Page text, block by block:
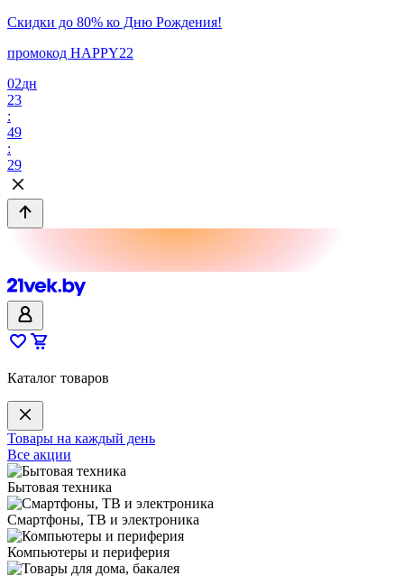
Скидки до 80% ко Дню Рождения!
промокод HAPPY22
02дн
23
:
49
:
29
Каталог товаров
Товары на каждый день
Все акции
Бытовая техника
Смартфоны, ТВ и электроника
Компьютеры и периферия